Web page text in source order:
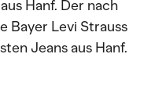
Hanf. Der nach
Bayer Levi Strauss
Jeans aus Hanf.